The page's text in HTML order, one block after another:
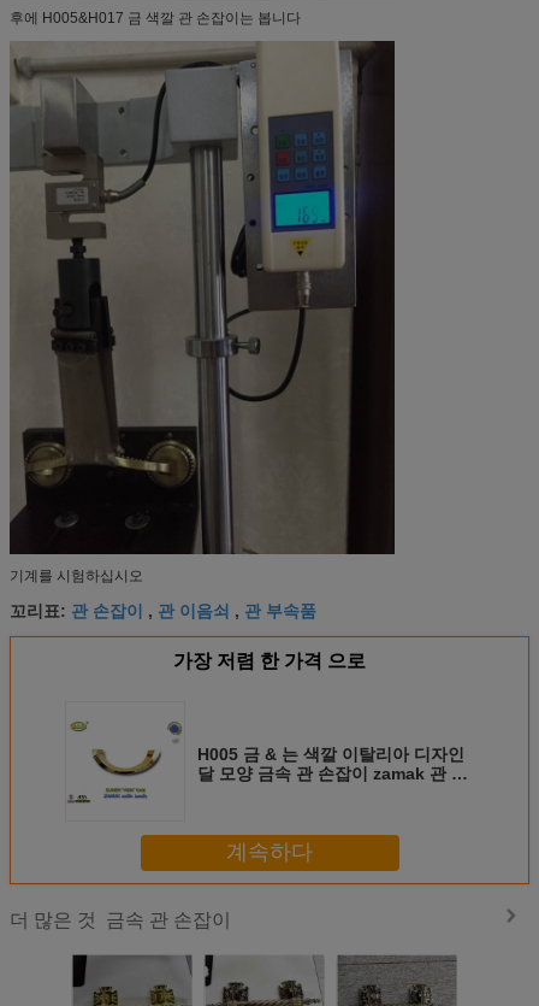
후에 H005&H017 금 색깔 관 손잡이는 봅니다
기계를 시험하십시오
꼬리표: 관 손잡이 , 관 이음쇠 , 관 부속품
가장 저렴 한 가격 으로
H005 금 & 는 색깔 이탈리아 디자인
달 모양 금속 관 손잡이 zamak 관 부
계속하다
더 많은 것 금속 관 손잡이